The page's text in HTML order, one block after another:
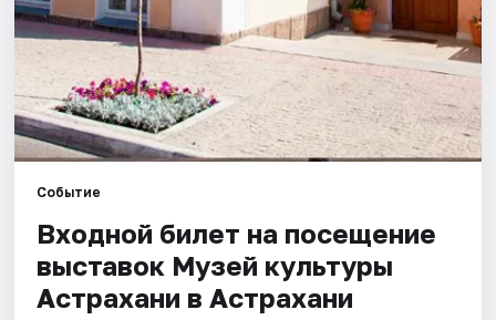
Событие
Входной билет на посещение
выставок Музей культуры
Астрахани в Астрахани